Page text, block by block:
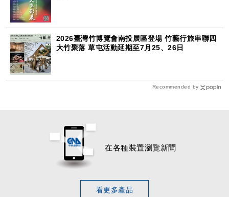
2026臺灣竹博覽會南投展區登場 竹藝行旅串聯四
大竹聚落 草屯活動延期至7月25、26日
Recommended by
在各種裝置瀏覽新聞
看更多產品